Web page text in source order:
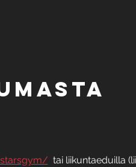
tai liikuntaeduilla